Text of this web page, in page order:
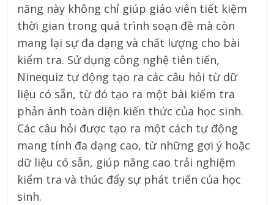
năng này không chỉ giúp giáo viên tiết kiệm
thời gian trong quá trình soạn đề mà còn
mang lại sự đa dạng và chất lượng cho bài
kiểm tra. Sử dụng công nghệ tiên tiến,
Ninequiz tự động tạo ra các câu hỏi từ dữ
liệu có sẵn, từ đó tạo ra một bài kiểm tra
phản ánh toàn diện kiến thức của học sinh.
Các câu hỏi được tạo ra một cách tự động
mang tính đa dạng cao, từ những gợi ý hoặc
dữ liệu có sẵn, giúp nâng cao trải nghiệm
kiểm tra và thúc đẩy sự phát triển của học
sinh.